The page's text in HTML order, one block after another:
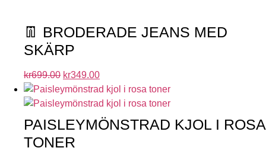
👖 BRODERADE JEANS MED
SKÄRP
kr699.00 kr349.00
PAISLEYMÖNSTRAD KJOL I ROSA
TONER